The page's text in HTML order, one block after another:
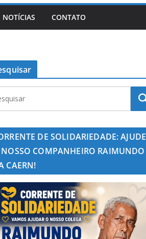
NOTÍCIAS CONTATO
DE SOLIDARIEDADE: AJUDE
COMPANHEIRO RAIMUNDO
CAERN!